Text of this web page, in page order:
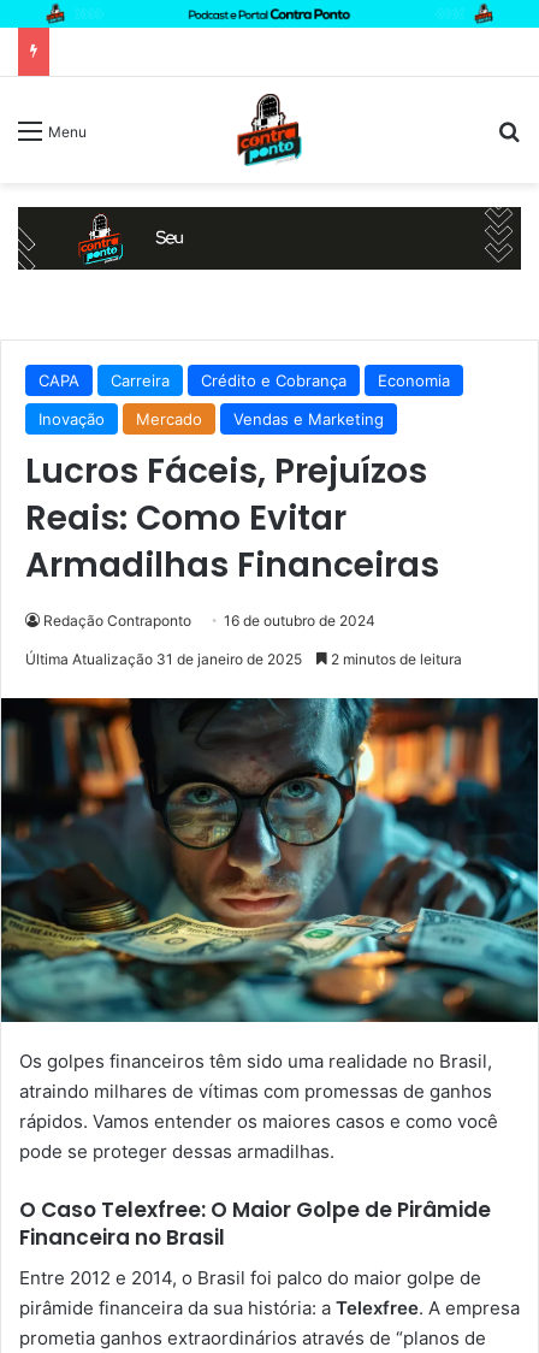
Menu
CAPA Carreira Crédito e Cobrança
Economia
Inovação
Mercado Vendas e Marketing
Lucros Fáceis, Prejuízos
Reais: Como Evitar
Armadilhas Financeiras
Redação Contraponto 16 de outubro de 2024
Última Atualização 31 de janeiro de 2025 2 minutos de leitura
Os golpes financeiros têm sido uma realidade no Brasil,
atraindo milhares de vítimas com promessas de ganhos
rápidos. Vamos entender os maiores casos e como você
pode se proteger dessas armadilhas.
O Caso Telexfree: O Maior Golpe de Pirâmide
Financeira no Brasil
Entre 2012 e 2014, o Brasil foi palco do maior golpe de
pirâmide financeira da sua história: a Telexfree. A empresa
prometia ganhos extraordinários através de “planos de